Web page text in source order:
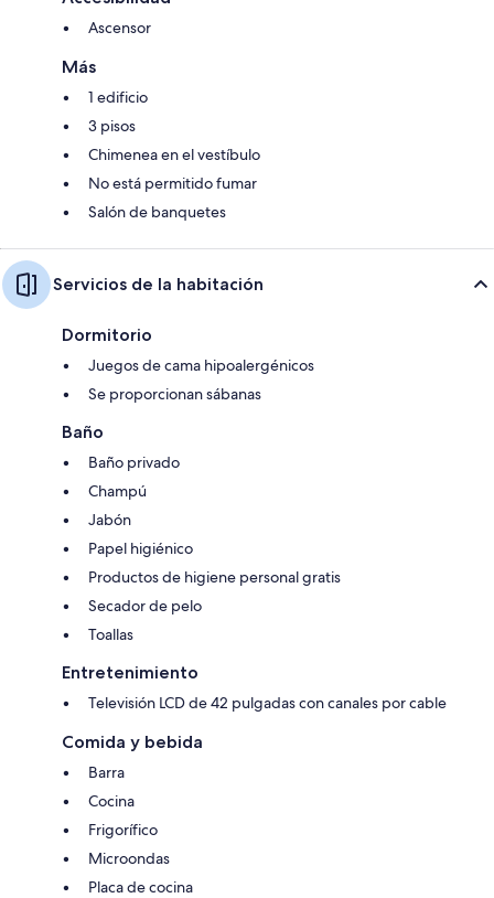
Ascensor
Más
1 edificio
3 pisos
Chimenea en el vestíbulo
No está permitido fumar
Salón de banquetes
Servicios de la habitación
Dormitorio
Juegos de cama hipoalergénicos
Se proporcionan sábanas
Baño
Baño privado
Champú
Jabón
Papel higiénico
Productos de higiene personal gratis
Secador de pelo
Toallas
Entretenimiento
Televisión LCD de 42 pulgadas con canales por cable
Comida y bebida
Barra
Cocina
Frigorífico
Microondas
Placa de cocina